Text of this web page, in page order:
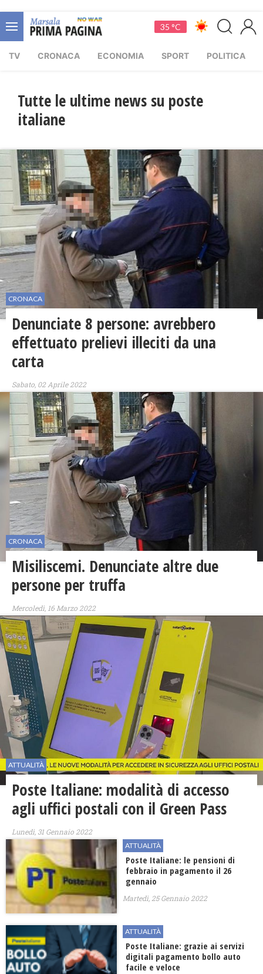
35 °C
TV CRONACA ECONOMIA SPORT POLITICA
Tutte le ultime news su poste
italiane
CRONACA
Denunciate 8 persone: avrebbero
effettuato prelievi illeciti da una
carta
Sabato, 02 Aprile 2022
CRONACA
Misiliscemi. Denunciate altre due
persone per truffa
Mercoledì, 16 Marzo 2022
ATTUALITÀ
Poste Italiane: modalità di accesso
agli uffici postali con il Green Pass
Lunedì, 31 Gennaio 2022
ATTUALITÀ
Poste Italiane: le pensioni di
febbraio in pagamento il 26
gennaio
Martedì, 25 Gennaio 2022
ATTUALITÀ
Poste Italiane: grazie ai servizi
digitali pagamento bollo auto
facile e veloce